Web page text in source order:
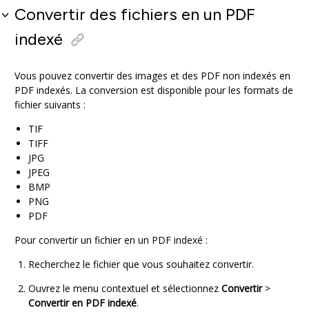
Convertir des fichiers en un PDF
indexé
Vous pouvez convertir des images et des PDF non indexés en
PDF indexés. La conversion est disponible pour les formats de
fichier suivants :
TIF
TIFF
JPG
JPEG
BMP
PNG
PDF
Pour convertir un fichier en un PDF indexé :
Recherchez le fichier que vous souhaitez convertir.
Ouvrez le menu contextuel et sélectionnez Convertir>
Convertir en PDF indexé.